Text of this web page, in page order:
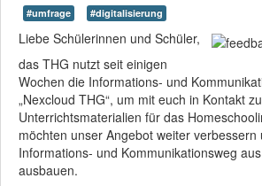
#umfrage #digitalisierung
Liebe Schülerinnen und Schüler,
das THG nutzt seit einigen
Wochen die Informations- und
„Nexcloud THG“, um mit euch in Kontakt
Unterrichtsmaterialien für das
möchten unser Angebot weiter verbessern
Informations- und Kommunikationsweg
ausbauen.